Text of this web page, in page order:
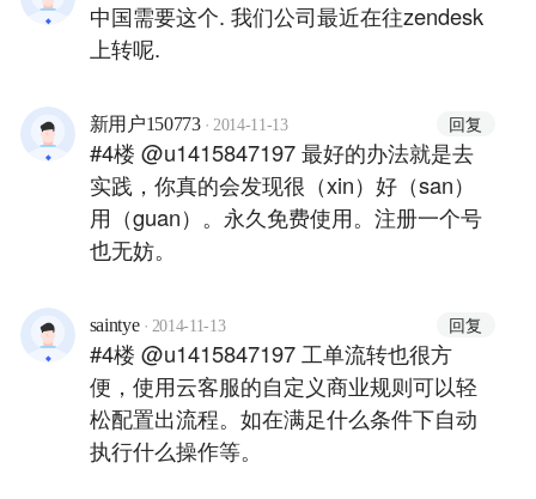
中国需要这个. 我们公司最近在往zendesk
上转呢.
新用户150773 · 2014-11-13 回复
#4楼 @u1415847197 最好的办法就是去
实践，你真的会发现很（xin）好（san）
用（guan）。永久免费使用。注册一个号
也无妨。
saintye · 2014-11-13 回复
#4楼 @u1415847197 工单流转也很方
便，使用云客服的自定义商业规则可以轻
松配置出流程。如在满足什么条件下自动
执行什么操作等。